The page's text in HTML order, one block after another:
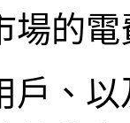
場的
戶、